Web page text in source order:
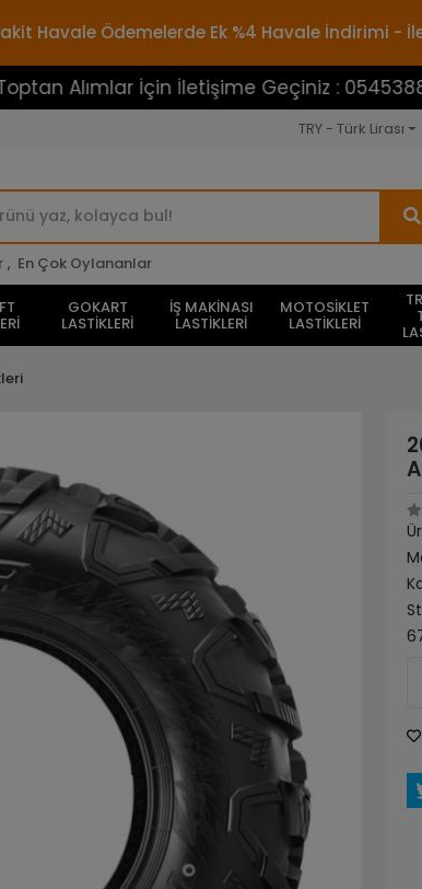
Havale Ödemelerde Ek %4 Havale İndirimi -
İçin İletişime Geçiniz : 05453883100
TRY - Türk Lirası
, En Çok Oylananlar
GOKART
LASTİKLERİ
İŞ MAKİNASI
LASTİKLERİ
MOTOSİKLET
LASTİKLERİ